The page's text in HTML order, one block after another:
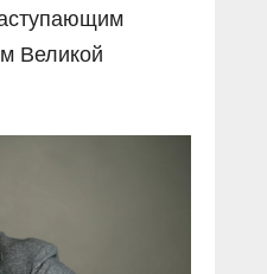
Великой